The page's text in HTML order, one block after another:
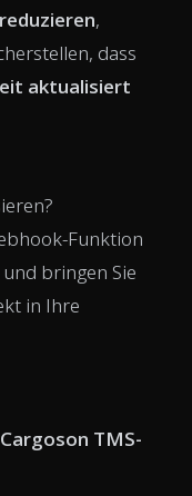
,
dass
aktualisiert
Funktion
bringen Sie
in Ihre
TMS-